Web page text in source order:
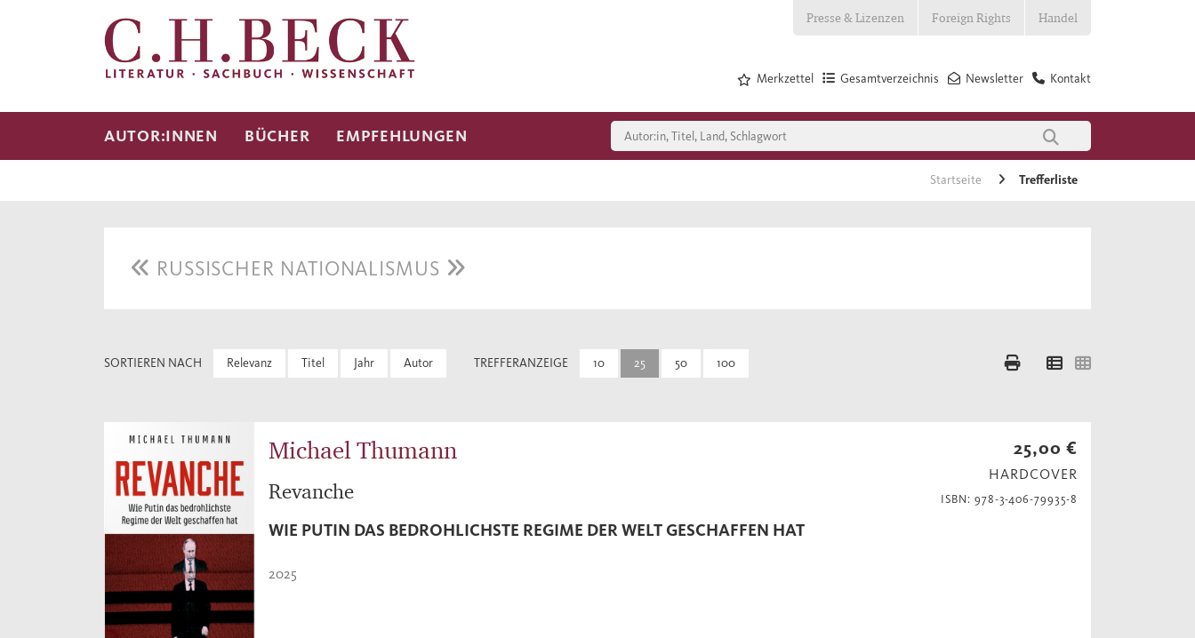
Presse & Lizenzen Foreign Rights Handel
Kontakt
Newsletter
Gesamtverzeichnis
Merkzettel
AUTOR:INNEN BÜCHER EMPFEHLUNGEN
Startseite Trefferliste
RUSSISCHER NATIONALISMUS
SORTIEREN NACH Relevanz Titel Jahr Autor TREFFERANZEIGE 10 25 50 100
Michael Thumann
Revanche
WIE PUTIN DAS BEDROHLICHSTE REGIME DER WELT GESCHAFFEN HAT
2025
25,00 €
HARDCOVER
ISBN: 978-3-406-79935-8